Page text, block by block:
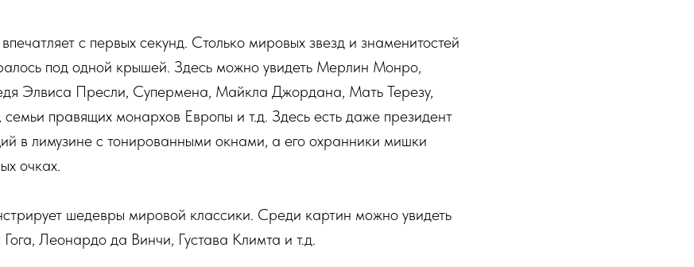
впечатляет с первых секунд. Столько мировых звезд и знаменитостей
под одной крышей. Здесь можно увидеть Мерлин Монро,
Элвиса Пресли, Супермена, Майкла Джордана, Мать Терезу,
правящих монархов Европы и т.д. Здесь есть даже президент
в лимузине с тонированными окнами, а его охранники мишки
очках.
шедевры мировой классики. Среди картин можно увидеть
Леонардо да Винчи, Густава Климта и т.д.